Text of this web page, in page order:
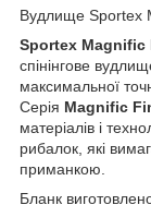
Вудлище Sportex
Sportex Magnific
спінінгове
максимальної
Серія Magnific
матеріалів і
рибалок, які
приманкою.
Бланк